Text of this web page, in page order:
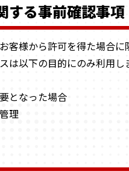
する事前確認事項
客様から許可を得た場合
は以下の目的にのみ利用し
となった場合
理